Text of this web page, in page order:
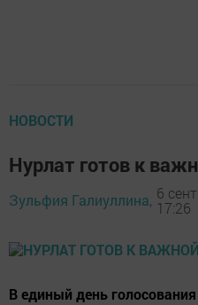
НОВОСТИ
Нурлат готов к
Зульфия Галиуллина, 6
17:26
В единый день